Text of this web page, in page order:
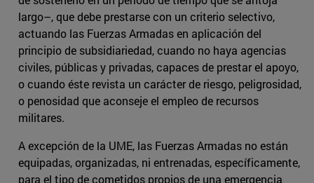
largo–, que debe prestarse con un criterio selectivo,
actuando las Fuerzas Armadas en aplicación del
principio de subsidiariedad, cuando no haya agencias
civiles, públicas y privadas, capaces de prestar el apoyo,
o cuando éste revista un carácter de riesgo, peligrosidad,
o penosidad que aconseje el empleo de recursos
militares.
A excepción de la UME, las Fuerzas Armadas no están
equipadas, organizadas, ni entrenadas, específicamente,
para el tipo de cometidos propios de una emergencia